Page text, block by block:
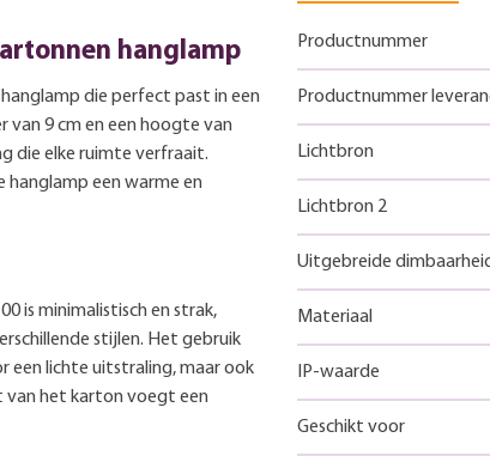
hanglamp
die perfect past in een
9 cm en een hoogte van
die elke ruimte verfraait.
een warme en
is minimalistisch en strak,
stijlen. Het gebruik
een lichte uitstraling, maar ook
van het karton voegt een
Productnummer
Productnummer
Lichtbron
Lichtbron 2
Uitgebreide
Materiaal
IP-waarde
Geschikt voor